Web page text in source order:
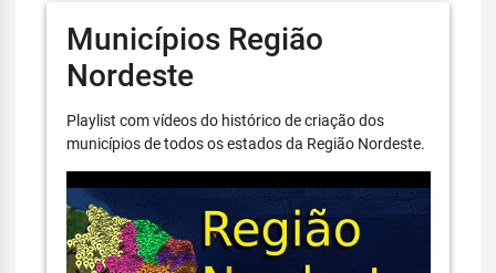
Municípios Região
Nordeste
Playlist com vídeos do histórico de criação dos
municípios de todos os estados da Região Nordeste.